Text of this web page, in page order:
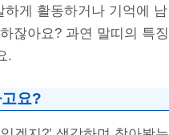
게 활동하거나 기억에 남
잖아요? 과연 말띠의 특징
.
요?